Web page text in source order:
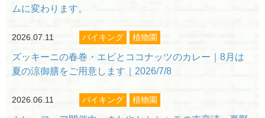
ムに変わります。
2026.07.11 バイキング 植物園
ズッキーニの春巻・エビとココナッツのカレー｜8月は
夏の涼御膳をご用意します｜2026/7/8
2026.06.11 バイキング 植物園